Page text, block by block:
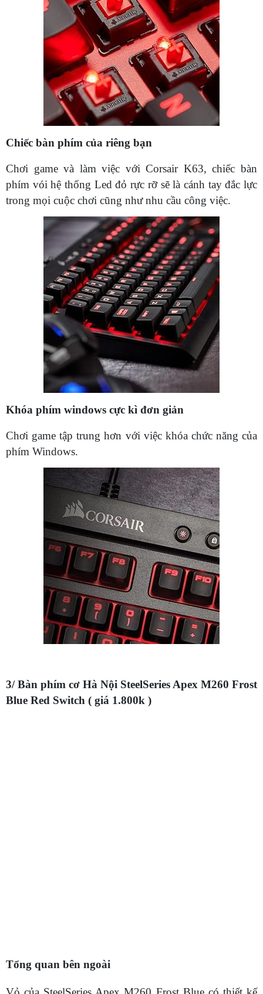
Chiếc bàn phím của riêng bạn
Chơi game và làm việc với Corsair K63, chiếc bàn
phím vói hệ thống Led đỏ rực rỡ sẽ là cánh tay đắc lực
trong mọi cuộc chơi cũng như nhu cầu công việc.
Khóa phím windows cực kì đơn giản
Chơi game tập trung hơn với việc khóa chức năng của
phím Windows.
3/ Bàn phím cơ Hà Nội SteelSeries Apex M260 Frost
Blue Red Switch ( giá 1.800k )
Tổng quan bên ngoài